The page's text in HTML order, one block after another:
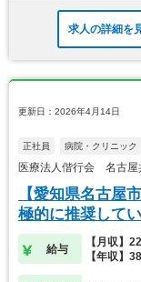
求人の詳細を
更新日：2026年4月14日
正社員 病院・クリニック
医療法人偕行会 名古屋
【愛知県名古屋
極的に推奨して
す。
給与
【月収】
【年収】